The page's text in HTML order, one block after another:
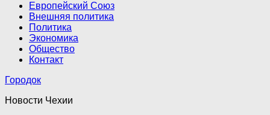
Европейский Союз
Внешняя политика
Политика
Экономика
Общество
Контакт
Городок
Новости Чехии